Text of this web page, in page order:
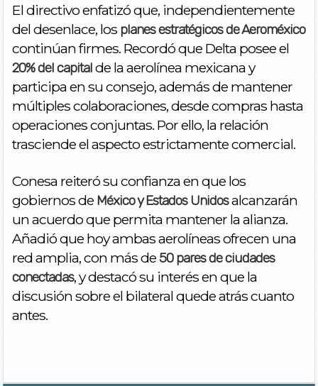
El directivo enfatizó que, independientemente
del desenlace, los planes estratégicos de Aeroméxico
continúan firmes. Recordó que Delta posee el
20% del capitalde la aerolínea mexicana y
participa en su consejo, además de mantener
múltiples colaboraciones, desde compras hasta
operaciones conjuntas. Por ello, la relación
trasciende el aspecto estrictamente comercial.
Conesa reiteró su confianza en que los
gobiernos de México y Estados Unidosalcanzarán
un acuerdo que permita mantener la alianza.
Añadió que hoy ambas aerolíneas ofrecen una
red amplia, con más de 50 pares de ciudades
conectadas, y destacó su interés en que la
discusión sobre el bilateral quede atrás cuanto
antes.